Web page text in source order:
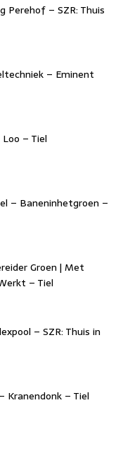
Perehof – SZR: Thuis
– Eminent
– Tiel
– Baneninhetgroen –
Groen | Met
– Tiel
– SZR: Thuis in
Kranendonk – Tiel